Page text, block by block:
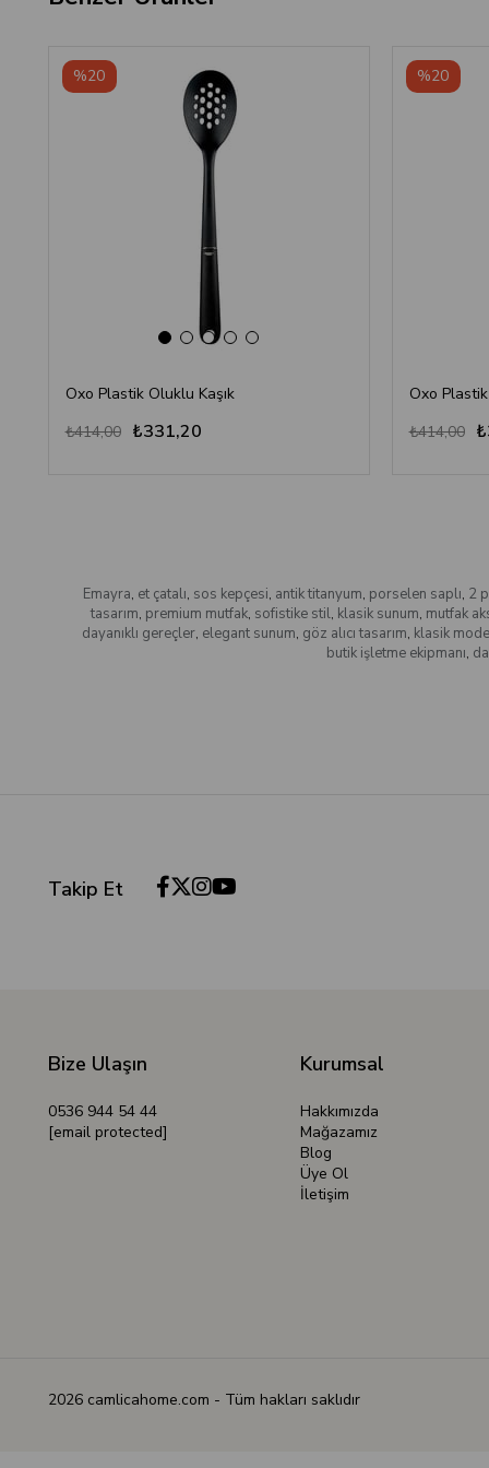
Oxo Plastik Oluklu Kaşık
₺331,20
₺414,00
%20
Oxo
₺414,00
%20
Emayra, et çatalı, sos kepçesi, antik titanyum, porselen saplı, 2
tasarım, premium mutfak, sofistike stil, klasik sunum, mutfak
dayanıklı gereçler, elegant sunum, göz alıcı tasarım, klasik
butik işletme ekipmanı,
Takip Et
Bize Ulaşın
0536 944 54 44
[email protected]
Kurumsal
Hakkımızda
Mağazamız
Blog
Üye Ol
İletişim
2026 camlicahome.com - Tüm hakları saklıdır